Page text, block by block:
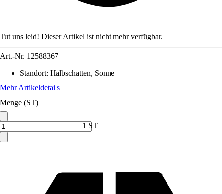
Tut uns leid! Dieser Artikel ist nicht mehr verfügbar.
Art.-Nr. 12588367
Standort: Halbschatten, Sonne
Mehr Artikeldetails
Menge (ST)
1 ST